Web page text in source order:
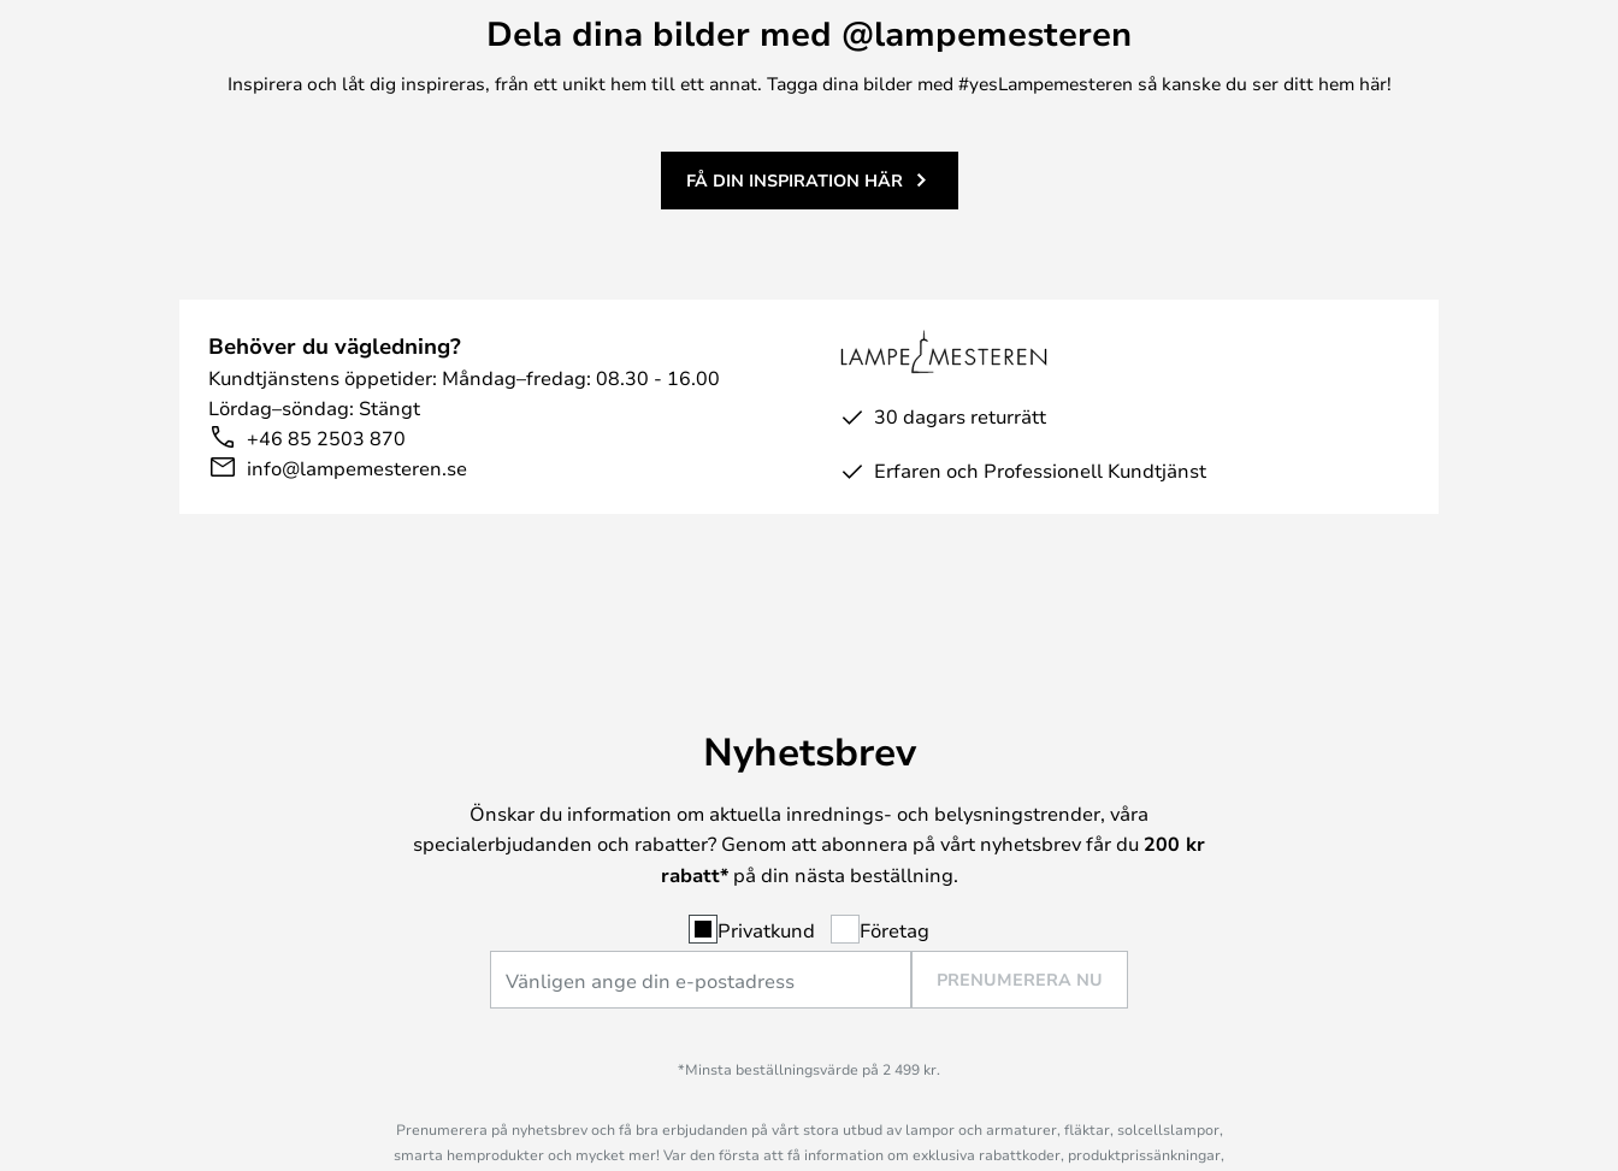
Dela dina bilder med @lampemesteren
Inspirera och låt dig inspireras, från ett unikt hem till ett annat. Tagga dina bilder med #yesLampemesteren så kanske du ser ditt hem här!
FÅ DIN INSPIRATION HÄR
Behöver du vägledning?
Kundtjänstens öppetider: Måndag–fredag: 08.30 - 16.00
Lördag–söndag: Stängt
+46 85 2503 870
info@lampemesteren.se
30 dagars returrätt
Erfaren och Professionell Kundtjänst
Nyhetsbrev
Önskar du information om aktuella inrednings- och belysningstrender, våra
specialerbjudanden och rabatter? Genom att abonnera på vårt nyhetsbrev får du 200 kr
rabatt*på din nästa beställning.
Privatkund Företag
PRENUMERERA NU
*Minsta beställningsvärde på 2 499 kr.
Prenumerera på nyhetsbrev och få bra erbjudanden på vårt stora utbud av lampor och armaturer, fläktar, solcellslampor,
smarta hemprodukter och mycket mer! Var den första att få information om exklusiva rabattkoder, produktprissänkningar,